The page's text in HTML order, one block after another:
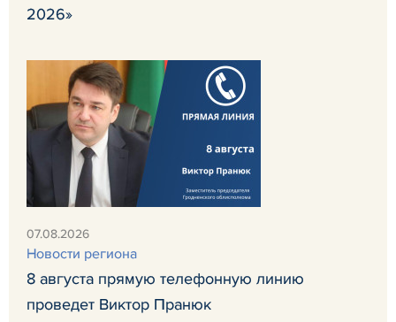
2026»
07.08.2026
Новости региона
8 августа прямую телефонную линию
проведет Виктор Пранюк